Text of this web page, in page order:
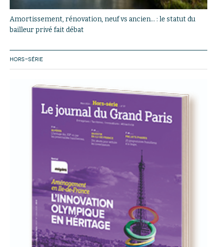
Amortissement, rénovation, neuf vs ancien… : le statut du
bailleur privé fait débat
HORS-SÉRIE